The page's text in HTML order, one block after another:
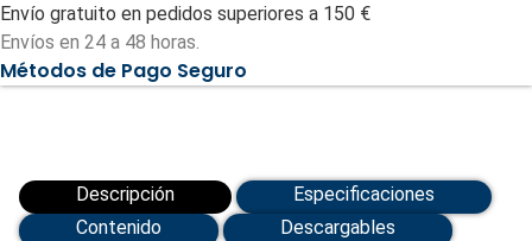
Grado
3
(AM-
DT2-
AM)
Envío gratuito en pedidos superiores a 150 €
Envíos en 24 a 48 horas.
Métodos de Pago Seguro
Descripción
Especificaciones
Contenido
Descargables